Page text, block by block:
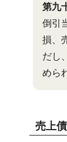
第九
倒引
損、
だし
めら
売上